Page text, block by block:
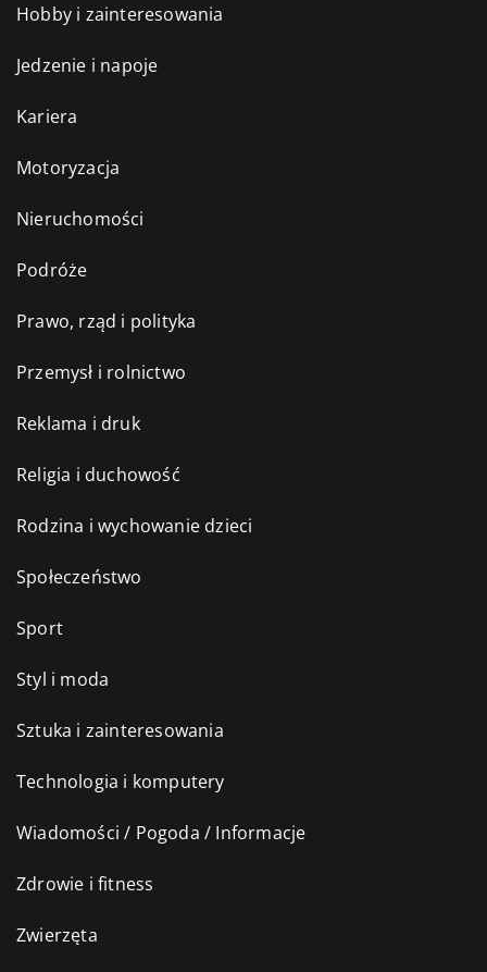
Hobby i zainteresowania
Jedzenie i napoje
Kariera
Motoryzacja
Nieruchomości
Podróże
Prawo, rząd i polityka
Przemysł i rolnictwo
Reklama i druk
Religia i duchowość
Rodzina i wychowanie dzieci
Społeczeństwo
Sport
Styl i moda
Sztuka i zainteresowania
Technologia i komputery
Wiadomości / Pogoda / Informacje
Zdrowie i fitness
Zwierzęta